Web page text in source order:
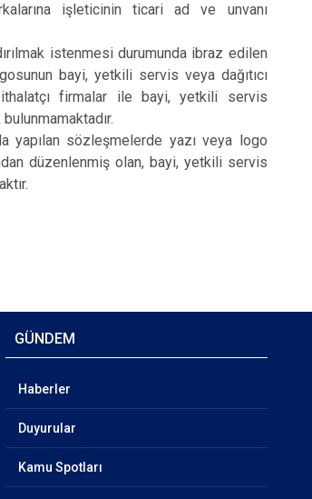
işleticinin ticari ad ve unvanı
istenmesi durumunda ibraz edilen
bayi, yetkili servis veya dağıtıcı
firmalar ile bayi, yetkili servis
yapılan sözleşmelerde yazı veya logo
düzenlenmiş olan, bayi, yetkili servis
GÜNDEM
Haberler
Duyurular
Kamu Spotları